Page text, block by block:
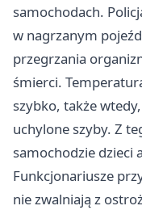
samochodach.
w nagrzanym
przegrzania
śmierci.
szybko, także
uchylone szyby. Z
samochodzie dzieci
Funkcjonariusze
nie zwalniają z